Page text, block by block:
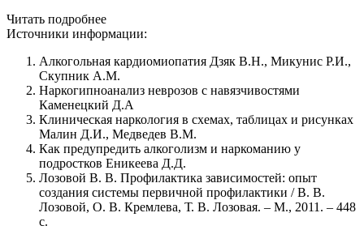
Читать подробнее
Источники информации:
Алкогольная кардиомиопатия Дзяк В.Н., Микунис Р.И.,
Скупник А.М.
Наркогипноанализ неврозов с навязчивостями
Каменецкий Д.А
Клиническая наркология в схемах, таблицах и рисунках
Малин Д.И., Медведев В.М.
Как предупредить алкоголизм и наркоманию у
подростков Еникеева Д.Д.
Лозовой В. В. Профилактика зависимостей: опыт
создания системы первичной профилактики / В. В.
Лозовой, О. В. Кремлева, Т. В. Лозовая. – М., 2011. – 448
с.